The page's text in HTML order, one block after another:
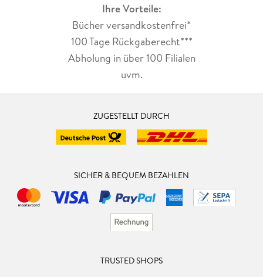
Ihre Vorteile:
Bücher versandkostenfrei*
100 Tage Rückgaberecht***
Abholung in über 100 Filialen
uvm.
ZUGESTELLT DURCH
SICHER & BEQUEM BEZAHLEN
TRUSTED SHOPS